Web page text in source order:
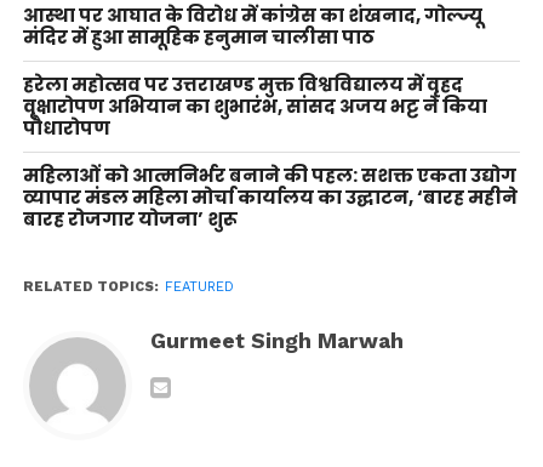
आस्था पर आघात के विरोध में कांग्रेस का शंखनाद, गोल्ज्यू
मंदिर में हुआ सामूहिक हनुमान चालीसा पाठ
हरेला महोत्सव पर उत्तराखण्ड मुक्त विश्वविद्यालय में वृहद
वृक्षारोपण अभियान का शुभारंभ, सांसद अजय भट्ट ने किया
पौधारोपण
महिलाओं को आत्मनिर्भर बनाने की पहल: सशक्त एकता उद्योग
व्यापार मंडल महिला मोर्चा कार्यालय का उद्घाटन, ‘बारह महीने
बारह रोजगार योजना’ शुरू
RELATED TOPICS: FEATURED
Gurmeet Singh Marwah